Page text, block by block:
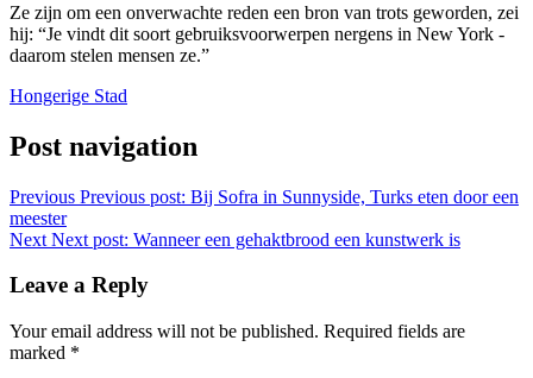
Ze zijn om een ​​onverwachte reden een bron van trots geworden, zei
hij: “Je vindt dit soort gebruiksvoorwerpen nergens in New York -
daarom stelen mensen ze.”
Hongerige Stad
Post navigation
Previous Previous post: Bij Sofra in Sunnyside, Turks eten door een
meester
Next Next post: Wanneer een gehaktbrood een kunstwerk is
Leave a Reply
Your email address will not be published. Required fields are
marked *